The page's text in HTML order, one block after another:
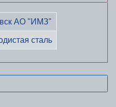
АО "ИМЗ"
сталь